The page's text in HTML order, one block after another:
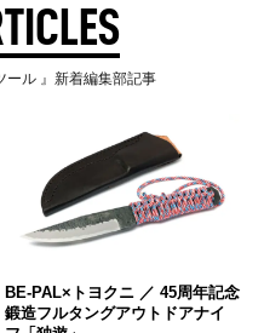
ール 』新着編集部記事
BE-PAL×トヨクニ ／ 45周年記念
鍛造フルタングアウトドアナイ